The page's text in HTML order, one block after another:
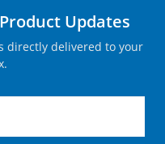
Updates
directly delivered to your